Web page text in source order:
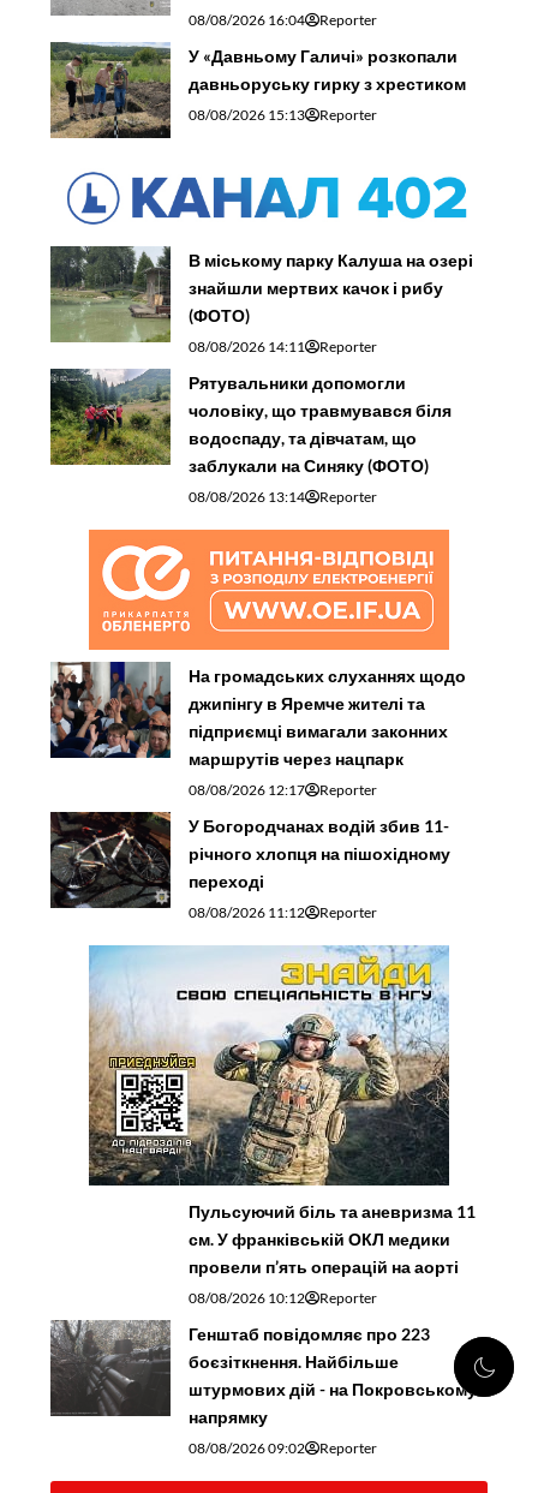
08/08/2026 16:04 Reporter
У «Давньому Галичі» розкопали
давньоруську гирку з хрестиком
08/08/2026 15:13 Reporter
В міському парку Калуша на озері
знайшли мертвих качок і рибу
(ФОТО)
08/08/2026 14:11 Reporter
Рятувальники допомогли
чоловіку, що травмувався біля
водоспаду, та дівчатам, що
заблукали на Синяку (ФОТО)
08/08/2026 13:14 Reporter
На громадських слуханнях щодо
джипінгу в Яремче житeлі та
підприємці вимагали законних
маршрутів через нацпарк
08/08/2026 12:17 Reporter
У Богородчанах водій збив 11-
річного хлопця на пішохідному
переході
08/08/2026 11:12 Reporter
Пульсуючий біль та аневризма 11
см. У франківській ОКЛ медики
провели п’ять операцій на аорті
08/08/2026 10:12 Reporter
Генштаб повідомляє про 223
боєзіткнення. Найбільше
штурмових дій - на Покровському
напрямку
08/08/2026 09:02 Reporter